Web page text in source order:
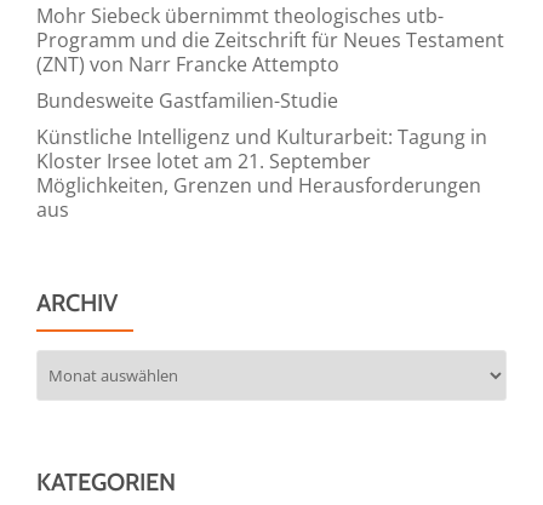
Mohr Siebeck übernimmt theologisches utb-
Programm und die Zeitschrift für Neues Testament
(ZNT) von Narr Francke Attempto
Bundesweite Gastfamilien-Studie
Künstliche Intelligenz und Kulturarbeit: Tagung in
Kloster Irsee lotet am 21. September
Möglichkeiten, Grenzen und Herausforderungen
aus
ARCHIV
KATEGORIEN